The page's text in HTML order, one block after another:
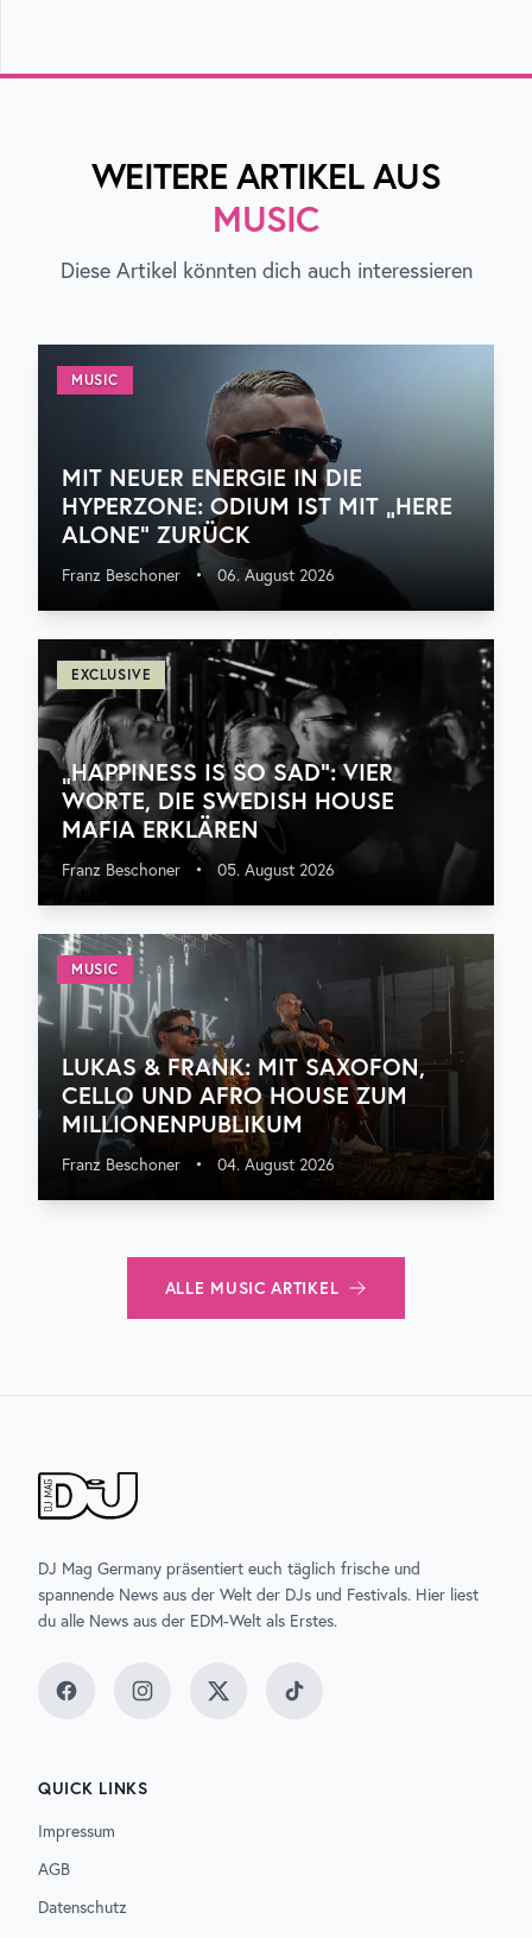
WEITERE ARTIKEL AUS
MUSIC
Diese Artikel könnten dich auch interessieren
MUSIC
MIT NEUER ENERGIE IN DIE
HYPERZONE: ODIUM IST MIT „HERE
ALONE“ ZURÜCK
Franz Beschoner • 06. August 2026
EXCLUSIVE
„HAPPINESS IS SO SAD“: VIER
WORTE, DIE SWEDISH HOUSE
MAFIA ERKLÄREN
Franz Beschoner • 05. August 2026
MUSIC
LUKAS & FRANK: MIT SAXOFON,
CELLO UND AFRO HOUSE ZUM
MILLIONENPUBLIKUM
Franz Beschoner • 04. August 2026
ALLE MUSIC ARTIKEL
DJ Mag Germany präsentiert euch täglich frische und
spannende News aus der Welt der DJs und Festivals. Hier liest
du alle News aus der EDM-Welt als Erstes.
FacebookInstagramTwitter TikTok
QUICK LINKS
Impressum
AGB
Datenschutz